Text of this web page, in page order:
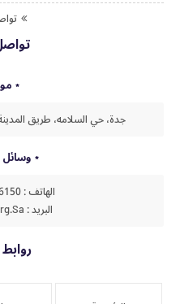
جدة، حي السلامه، طريق
الهاتف : 00966546146150
البريد : Info@peia.org.sa